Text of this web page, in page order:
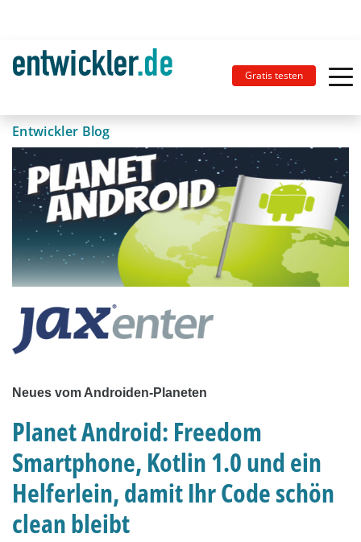
Gratis testen
Entwickler Blog
Neues vom Androiden-Planeten
Planet Android: Freedom
Smartphone, Kotlin 1.0 und ein
Helferlein, damit Ihr Code schön
clean bleibt